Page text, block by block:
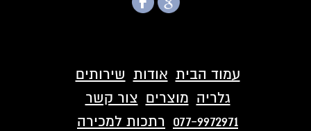
עמוד הבית אודות שירותים
גלריה מוצרים צור קשר
077-9972971 רתכות למכירה